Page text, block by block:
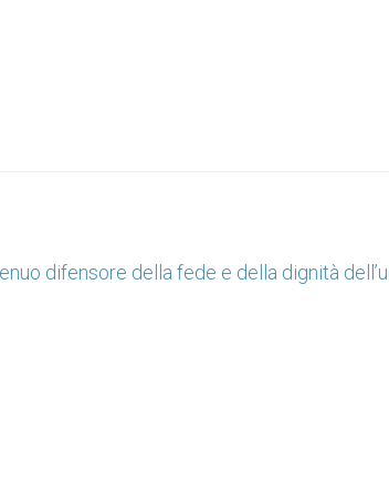
difensore della fede e della dignità